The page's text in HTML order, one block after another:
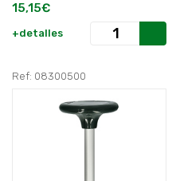
15,15€
+detalles
Ref: 08300500